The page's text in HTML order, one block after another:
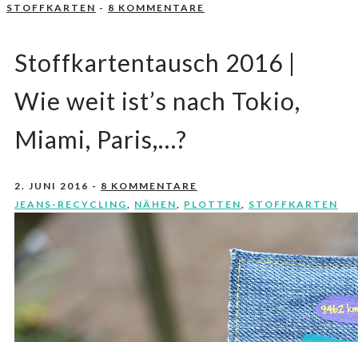
STOFFKARTEN - 8 KOMMENTARE
Stoffkartentausch 2016 |
Wie weit ist’s nach Tokio,
Miami, Paris,…?
2. JUNI 2016 - 8 KOMMENTARE
JEANS-RECYCLING
NÄHEN PLOTTEN STOFFKARTEN